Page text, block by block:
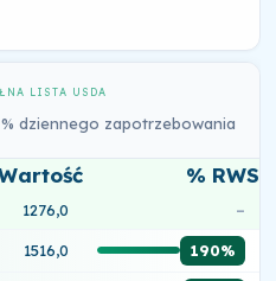
LISTA USDA
% dziennego zapotrzebowania
% RWS
1276,0 –
1516,0 190%